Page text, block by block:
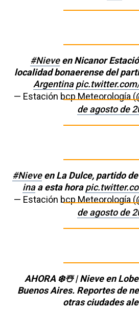
#Nieveen Nicanor
localidad bonaerense del
Argentina
— Estación bcp Meteorología
de agosto de
#Nieveen La Dulce, partido
inaa esta hora
— Estación bcp Meteorología
de agosto de
AHORA ❄️☃️ | Nieve en
Buenos Aires. Reportes de
otras ciudades